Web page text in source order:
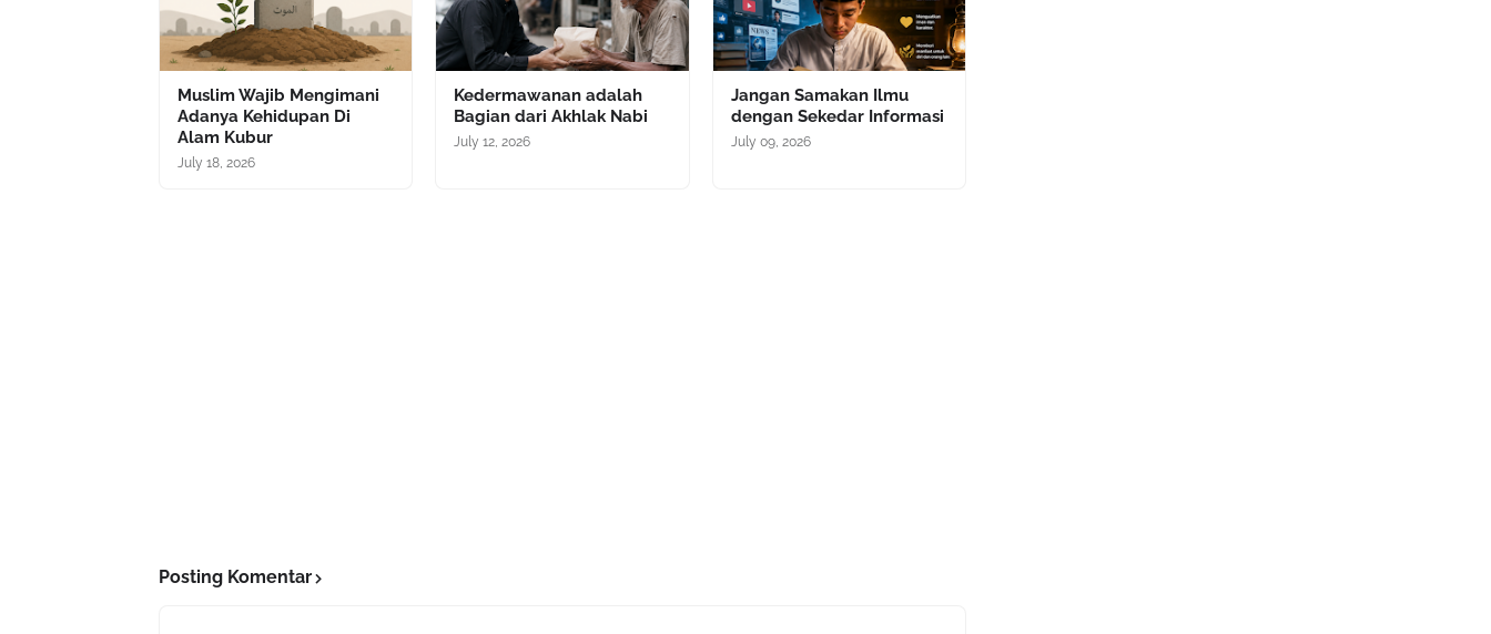
Muslim Wajib Mengimani
Adanya Kehidupan Di
Alam Kubur
July 18, 2026
Kedermawanan adalah
Bagian dari Akhlak Nabi
July 12, 2026
Jangan Samakan Ilmu
dengan Sekedar Informasi
July 09, 2026
Posting Komentar